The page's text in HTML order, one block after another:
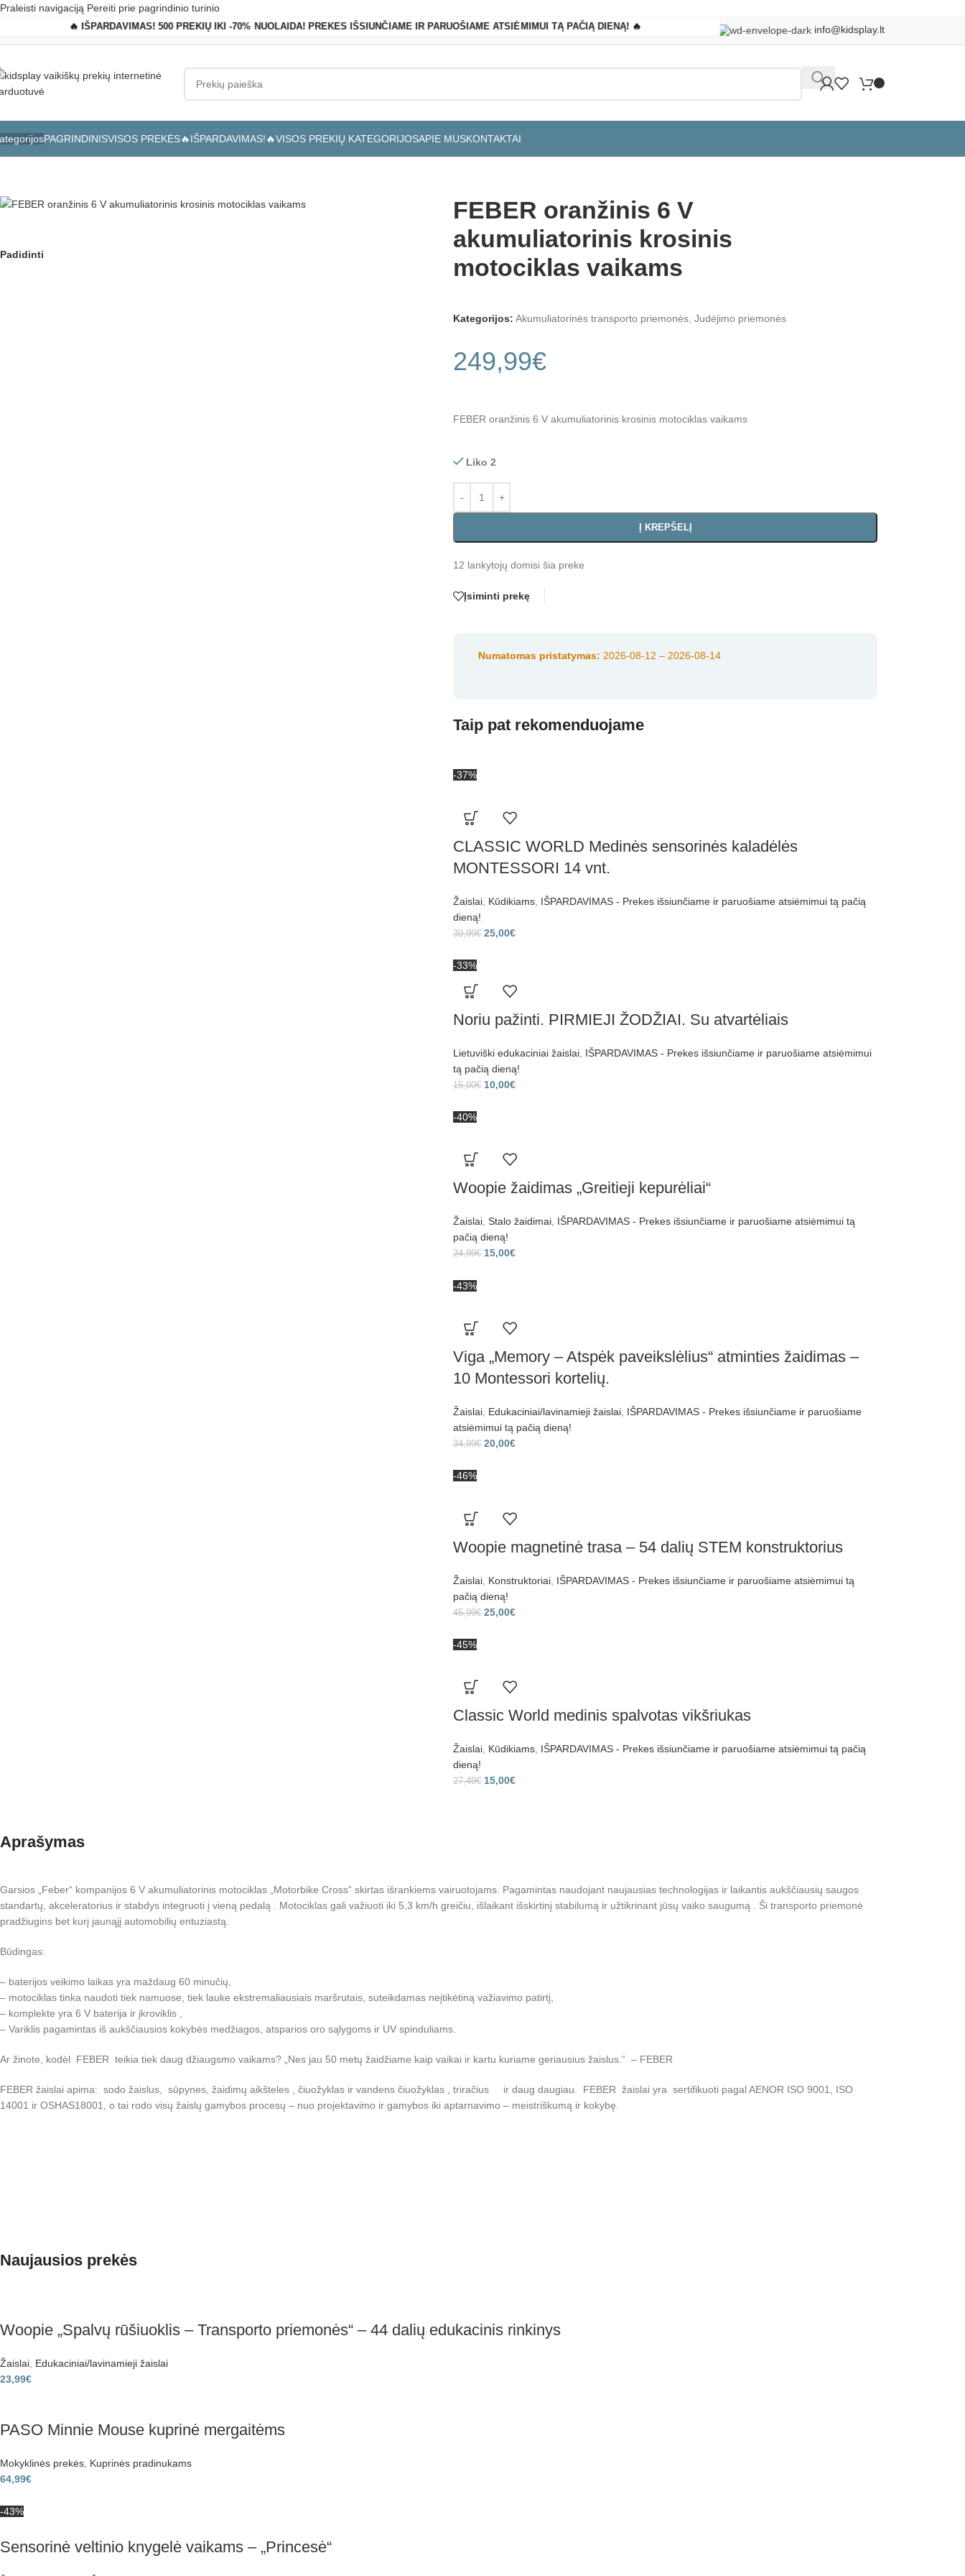
Praleisti navigaciją Pereiti prie pagrindinio turinio
🔥 IŠPARDAVIMAS! 500 PREKIŲ IKI -70% NUOLAIDA! PREKES IŠSIUNČIAME IR PARUOŠIAME ATSIĖMIMUI TĄ PAČIĄ DIENĄ! 🔥 info@kidsplay.lt
PAGRINDINISVISOS PREKĖS🔥IŠPARDAVIMAS!🔥VISOS PREKIŲ KATEGORIJOSAPIE MUSKONTAKTAI
Padidinti
FEBER oranžinis 6 V
akumuliatorinis krosinis
motociklas vaikams
Kategorijos: Akumuliatorinės transporto priemonės Judėjimo priemonės
249,99€
FEBER oranžinis 6 V akumuliatorinis krosinis motociklas vaikams
Liko 2
Į KREPŠELĮ
12 lankytojų domisi šia preke
Įsiminti prekę
Numatomas pristatymas: 2026-08-12 – 2026-08-14
Taip pat rekomenduojame
-37%
CLASSIC WORLD Medinės sensorinės kaladėlės
MONTESSORI 14 vnt.
Žaislai Kūdikiams IŠPARDAVIMAS - Prekes išsiunčiame ir paruošiame atsiėmimui tą pačią
dieną!
39,99€ 25,00€
-33%
Noriu pažinti. PIRMIEJI ŽODŽIAI. Su atvartėliais
Lietuviški edukaciniai žaislai IŠPARDAVIMAS - Prekes išsiunčiame ir paruošiame atsiėmimui
tą pačią dieną!
15,00€ 10,00€
-40%
Woopie žaidimas „Greitieji kepurėliai“
Žaislai, Stalo žaidimai, IŠPARDAVIMAS - Prekes išsiunčiame ir paruošiame atsiėmimui tą
pačią dieną!
24,99€ 15,00€
-43%
Viga „Memory – Atspėk paveikslėlius“ atminties žaidimas –
10 Montessori kortelių.
Žaislai Edukaciniai/lavinamieji žaislai IŠPARDAVIMAS - Prekes išsiunčiame ir paruošiame
atsiėmimui tą pačią dieną!
34,99€ 20,00€
-46%
Woopie magnetinė trasa – 54 dalių STEM konstruktorius
Žaislai Konstruktoriai IŠPARDAVIMAS - Prekes išsiunčiame ir paruošiame atsiėmimui tą
pačią dieną!
45,99€ 25,00€
-45%
Classic World medinis spalvotas vikšriukas
Žaislai, Kūdikiams, IŠPARDAVIMAS - Prekes išsiunčiame ir paruošiame atsiėmimui tą pačią
dieną!
27,49€ 15,00€
Aprašymas
Garsios „Feber“ kompanijos 6 V akumuliatorinis motociklas „Motorbike Cross“ skirtas išrankiems vairuotojams. Pagamintas naudojant naujausias technologijas ir laikantis aukščiausių saugos
standartų, akceleratorius ir stabdys integruoti į vieną pedalą . Motociklas gali važiuoti iki 5,3 km/h greičiu, išlaikant išskirtinį stabilumą ir užtikrinant jūsų vaiko saugumą . Ši transporto priemonė
pradžiugins bet kurį jaunąjį automobilių entuziastą.
Būdingas:
– baterijos veikimo laikas yra maždaug 60 minučių,
– motociklas tinka naudoti tiek namuose, tiek lauke ekstremaliausiais maršrutais, suteikdamas neįtikėtiną važiavimo patirtį,
– komplekte yra 6 V baterija ir įkroviklis ,
– Variklis pagamintas iš aukščiausios kokybės medžiagos, atsparios oro sąlygoms ir UV spinduliams.
Ar žinote, kodėl FEBER teikia tiek daug džiaugsmo vaikams? „Nes jau 50 metų žaidžiame kaip vaikai ir kartu kuriame geriausius žaislus.“ – FEBER
FEBER žaislai apima: sodo žaislus, sūpynes, žaidimų aikšteles , čiuožyklas ir vandens čiuožyklas , triračius ir daug daugiau. FEBER žaislai yra sertifikuoti pagal AENOR ISO 9001, ISO
14001 ir OSHAS18001, o tai rodo visų žaislų gamybos procesų – nuo ​​projektavimo ir gamybos iki aptarnavimo – meistriškumą ir kokybę.
Naujausios prekės
Woopie „Spalvų rūšiuoklis – Transporto priemonės“ – 44 dalių edukacinis rinkinys
Žaislai Edukaciniai/lavinamieji žaislai
23,99€
PASO Minnie Mouse kuprinė mergaitėms
Mokyklinės prekės Kuprinės pradinukams
64,99€
-43%
Sensorinė veltinio knygelė vaikams – „Princesė“